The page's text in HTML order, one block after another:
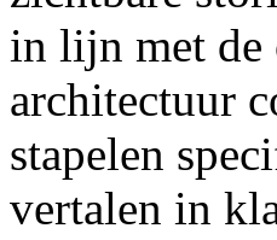
in lijn met de
architectuur
stapelen
vertalen in